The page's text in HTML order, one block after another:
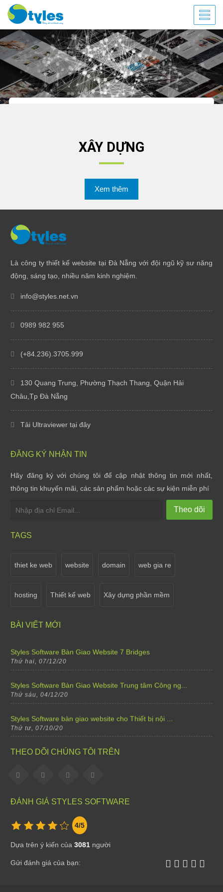
XÂY DỰNG
Xem thêm
Là công ty thiết kế website tại Đà Nẵng với đội ngũ kỹ sư năng
động, sáng tạo, nhiều năm kinh nghiệm.
info@styles.net.vn
0989 982 955
(+84.236).3705.999
130 Quang Trung, Phường Thạch Thang, Quận Hải
Châu,Tp Đà Nẵng
Tải Ultraviewer tại đây
ĐĂNG KÝ NHẬN TIN
Hãy đăng ký với chúng tôi để cập nhật thông tin mới nhất,
thông tin khuyến mãi, các sản phẩm hoặc các sự kiện miễn phí
Theo dõi
TAGS
thiet ke web website domain web gia re
hosting Thiết kế web Xây dựng phần mềm
BÀI VIẾT MỚI
Styles Software bàn giao website cho Oani Spa
Thứ tư, 07/10/20
Styles Software bàn giao website cho Ha Gia Ecolod...
Thứ tư, 07/10/20
Thứ bảy, 02/04/22
Thông báo lịch nghỉ Tết Dương Lịch 2021
Thứ năm, 31/12/20
Styles Software Bàn Giao Website 7 Bridges
Thứ hai, 07/12/20
Styles Software Bàn Giao Website Trung tâm Công ng...
Thứ sáu, 04/12/20
Styles Software bàn giao website cho Thiết bị nội ...
Thứ tư, 07/10/20
Styles Software bàn giao website cho Trường mầm no...
Styles Software bàn giao website cho Ha Gia Ecolod...
Thứ tư, 07/10/20
Styles Software nâng cấp website Shop hoa tươi Việ...
Thứ tư, 07/10/20
THEO DÕI CHÚNG TÔI TRÊN
ĐÁNH GIÁ STYLES SOFTWARE
4/5
Dựa trên ý kiến của3081 người
Gửi đánh giá của bạn: